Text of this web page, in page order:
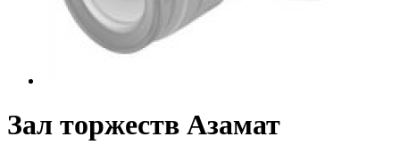
Зал торжеств Азамат